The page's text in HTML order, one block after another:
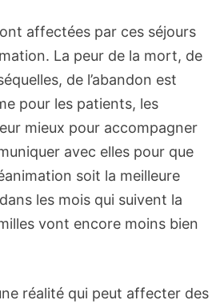
affectées par ces séjours
La peur de la mort, de
de l’abandon est
pour les patients, les
mieux pour accompagner
avec elles pour que
soit la meilleure
les mois qui suivent la
vont encore moins bien
réalité qui peut affecter des